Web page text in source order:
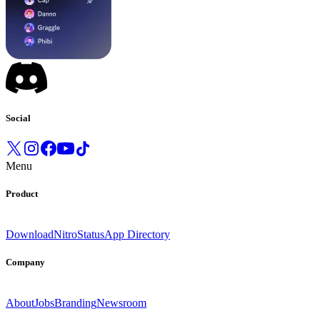
Social
Menu
Product
DownloadNitroStatusApp Directory
Company
AboutJobsBrandingNewsroom